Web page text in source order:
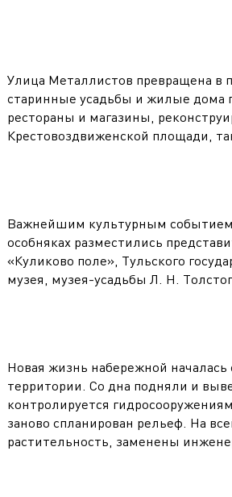
Улица Металлистов превращена в
старинные усадьбы и жилые дома
рестораны и магазины,
Крестовоздвиженской площади,
Важнейшим культурным событием
особняках разместились
«Куликово поле», Тульского
музея, музея-усадьбы Л. Н.
Новая жизнь набережной
территории. Со дна подняли и
контролируется
заново спланирован рельеф. На
растительность, заменены